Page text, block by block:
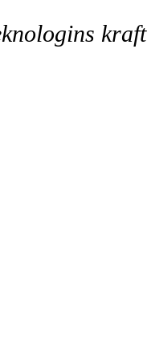
kraft